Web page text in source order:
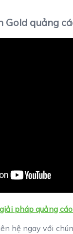
Gold quảng
giải pháp quảng
hệ ngay với